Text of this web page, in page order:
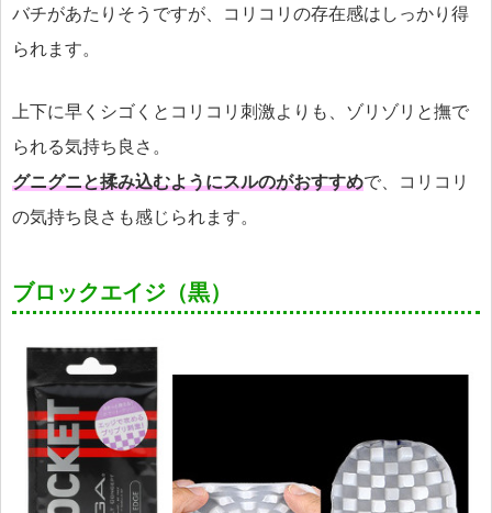
バチがあたりそうですが、コリコリの存在感はしっかり得
られます。
上下に早くシゴくとコリコリ刺激よりも、ゾリゾリと撫で
られる気持ち良さ。
グニグニと揉み込むようにスルのがおすすめで、コリコリ
の気持ち良さも感じられます。
ブロックエイジ（黒）